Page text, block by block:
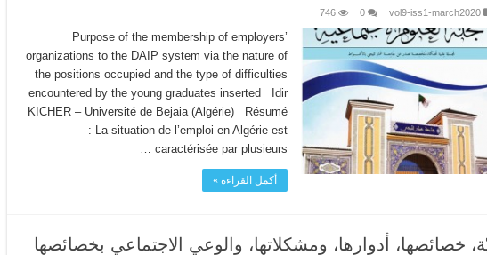
vol9-iss1-march2020
0
746
Purpose of the membership of employers’
organizations to the DAIP system via the nature of
the positions occupied and the type of difficulties
encountered by the young graduates inserted Idir
KICHER – Université de Bejaia (Algérie) Résumé
: La situation de l’emploi en Algérie est
caractérisée par plusieurs …
أكمل القراءة »
خصائصها، أدوارها، ومشكلاتها، والوعي الاجتماعي بخصائصها